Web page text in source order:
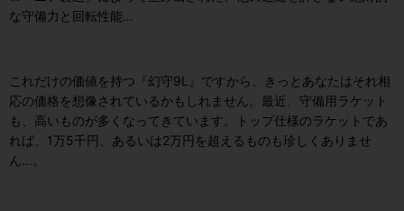
な守備力と回転性能…
これだけの価値を持つ『幻守9L』ですから、きっとあなたはそれ相
応の価格を想像されているかもしれません。最近、守備用ラケット
も、高いものが多くなってきています。トップ仕様のラケットであ
れば、1万5千円、あるいは2万円を超えるものも珍しくありませ
ん…。